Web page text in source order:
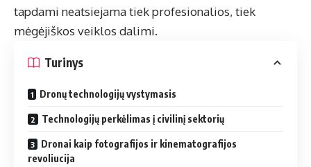
tapdami neatsiejama tiek profesionalios, tiek
mėgėjiškos veiklos dalimi.
Turinys
Dronų technologijų vystymasis
Technologijų perkėlimas į civilinį sektorių
Dronai kaip fotografijos ir kinematografijos
revoliucija